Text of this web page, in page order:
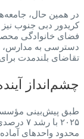
در همین حال،
کریدور دبی جنوب
فضای خانوادگی
دسترسی به مدارس،
تقاضای بلندمدت
چشم‌انداز
طبق پیش‌بینی
۲۰۲۵
محدود واحدهای